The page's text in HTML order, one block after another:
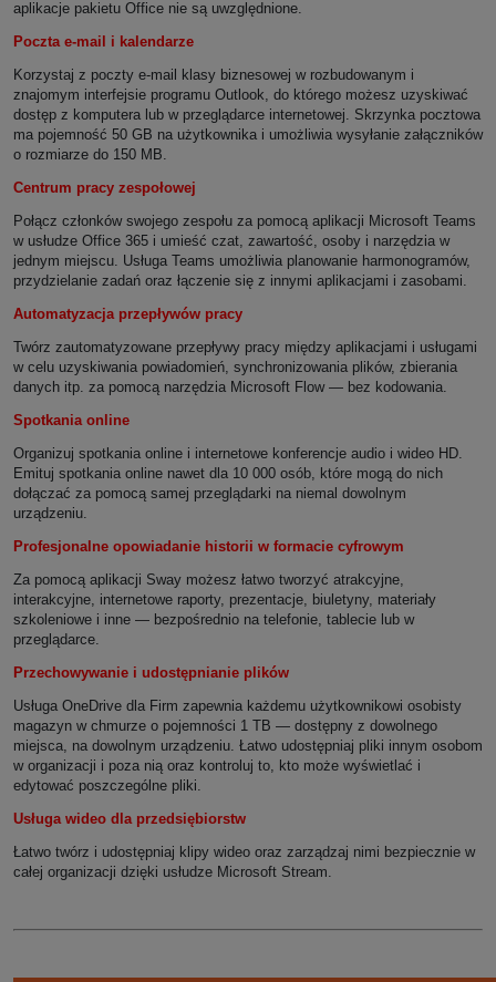
aplikacje pakietu Office nie są uwzględnione.
Poczta e-mail i kalendarze
Korzystaj z poczty e-mail klasy biznesowej w rozbudowanym i
znajomym interfejsie programu Outlook, do którego możesz uzyskiwać
dostęp z komputera lub w przeglądarce internetowej. Skrzynka pocztowa
ma pojemność 50 GB na użytkownika i umożliwia wysyłanie załączników
o rozmiarze do 150 MB.
Centrum pracy zespołowej
Połącz członków swojego zespołu za pomocą aplikacji Microsoft Teams
w usłudze Office 365 i umieść czat, zawartość, osoby i narzędzia w
jednym miejscu. Usługa Teams umożliwia planowanie harmonogramów,
przydzielanie zadań oraz łączenie się z innymi aplikacjami i zasobami.
Automatyzacja przepływów pracy
Twórz zautomatyzowane przepływy pracy między aplikacjami i usługami
w celu uzyskiwania powiadomień, synchronizowania plików, zbierania
danych itp. za pomocą narzędzia Microsoft Flow — bez kodowania.
Spotkania online
Organizuj spotkania online i internetowe konferencje audio i wideo HD.
Emituj spotkania online nawet dla 10 000 osób, które mogą do nich
dołączać za pomocą samej przeglądarki na niemal dowolnym
urządzeniu.
Profesjonalne opowiadanie historii w formacie cyfrowym
Za pomocą aplikacji Sway możesz łatwo tworzyć atrakcyjne,
interakcyjne, internetowe raporty, prezentacje, biuletyny, materiały
szkoleniowe i inne — bezpośrednio na telefonie, tablecie lub w
przeglądarce.
Przechowywanie i udostępnianie plików
Usługa OneDrive dla Firm zapewnia każdemu użytkownikowi osobisty
magazyn w chmurze o pojemności 1 TB — dostępny z dowolnego
miejsca, na dowolnym urządzeniu. Łatwo udostępniaj pliki innym osobom
w organizacji i poza nią oraz kontroluj to, kto może wyświetlać i
edytować poszczególne pliki.
Usługa wideo dla przedsiębiorstw
Łatwo twórz i udostępniaj klipy wideo oraz zarządzaj nimi bezpiecznie w
całej organizacji dzięki usłudze Microsoft Stream.